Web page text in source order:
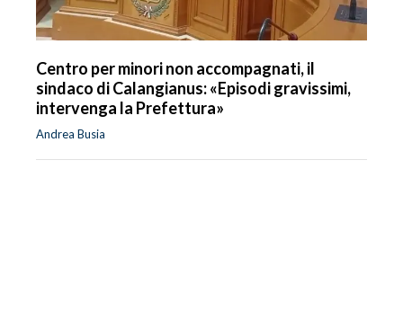
Centro per minori non accompagnati, il
sindaco di Calangianus: «Episodi gravissimi,
intervenga la Prefettura»
Andrea Busia